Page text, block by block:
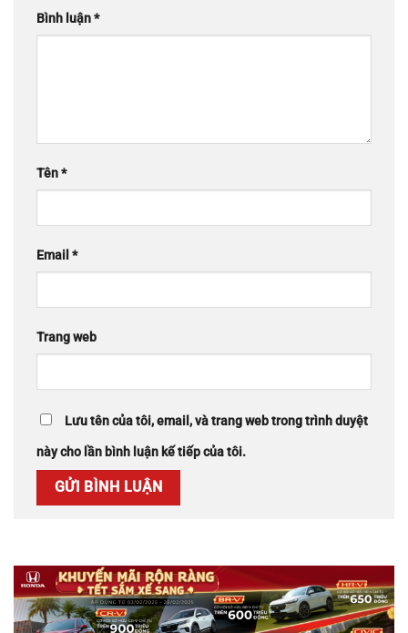
Bình luận*
Tên*
Email *
Trang web
Lưu tên của tôi, email, và trang web trong trình duyệt
này cho lần bình luận kế tiếp của tôi.